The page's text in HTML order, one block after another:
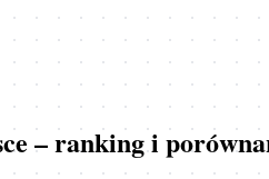
– ranking i